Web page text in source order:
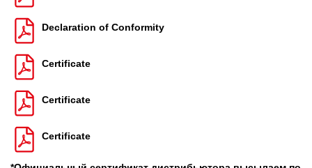
Declaration of Conformity
Certificate
Certificate
Certificate